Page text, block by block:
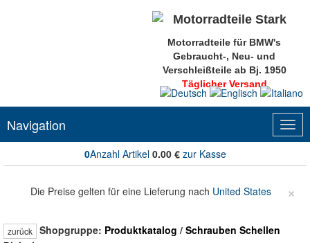
Motorradteile für BMW's
Gebraucht-, Neu- und
Verschleißteile ab Bj. 1950
Täglicher Versand
Navigation
0Anzahl Artikel 0.00€ zur Kasse
Die Preise gelten für eine Lieferung nach United States ×
zurück Shopgruppe: Produktkatalog / Schrauben Schellen